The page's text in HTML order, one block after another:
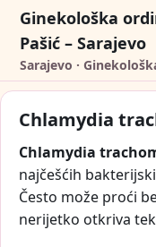
Ginekološka
Pašić – Sarajevo
Sarajevo ·
Chlamydia
Chlamydia
najčešćih
Često može proći
nerijetko otkriva